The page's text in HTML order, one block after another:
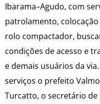
Ibarama–Agudo, com
patrolamento,
rolo compactador,
condições de acesso e
e demais usuários da
serviços o prefeito
Turcatto, o secretário de